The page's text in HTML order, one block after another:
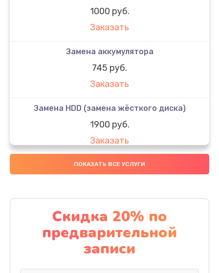
1000 руб.
Заказать
Замена аккумулятора
745 руб.
Заказать
Замена HDD (замена жёсткого диска)
1900 руб.
Заказать
Замена кулера
Заказать
Замена процессора
1500 руб.
Заказать
ПОКАЗАТЬ ВСЕ УСЛУГИ
Скидка 20% по
предварительной
записи